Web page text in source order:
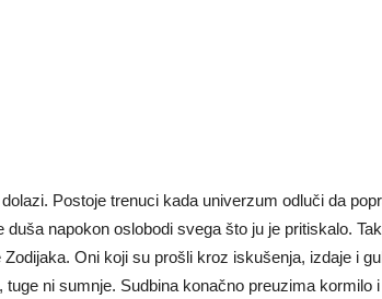
Postoje trenuci kada univerzum odluči da
duša napokon oslobodi svega što ju je pritiskalo.
Zodijaka. Oni koji su prošli kroz iskušenja, izdaje i
tuge ni sumnje. Sudbina konačno preuzima kormilo